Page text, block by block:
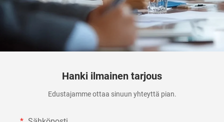
Hanki ilmainen tarjous
Edustajamme ottaa sinuun yhteyttä pian.